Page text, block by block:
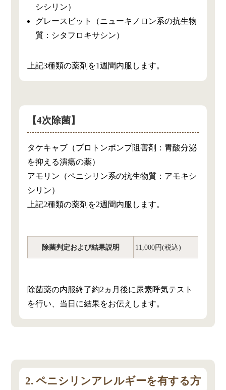
シシリン）
グレースビット（ニューキノロン系の抗生物
質：シタフロキサシン）
上記3種類の薬剤を1週間内服します。
【4次除菌】
タケキャブ（プロトンポンプ阻害剤：胃酸分泌
を抑える潰瘍の薬）
アモリン（ペニシリン系の抗生物質：アモキシ
シリン）
上記2種類の薬剤を2週間内服します。
除菌判定および結果説明 11,000円(税込)
除菌薬の内服終了約2ヵ月後に尿素呼気テスト
を行い、当日に結果をお伝えします。
2. ペニシリンアレルギーを有する方